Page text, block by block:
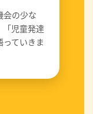
会の少な
「児童発達
ていきま